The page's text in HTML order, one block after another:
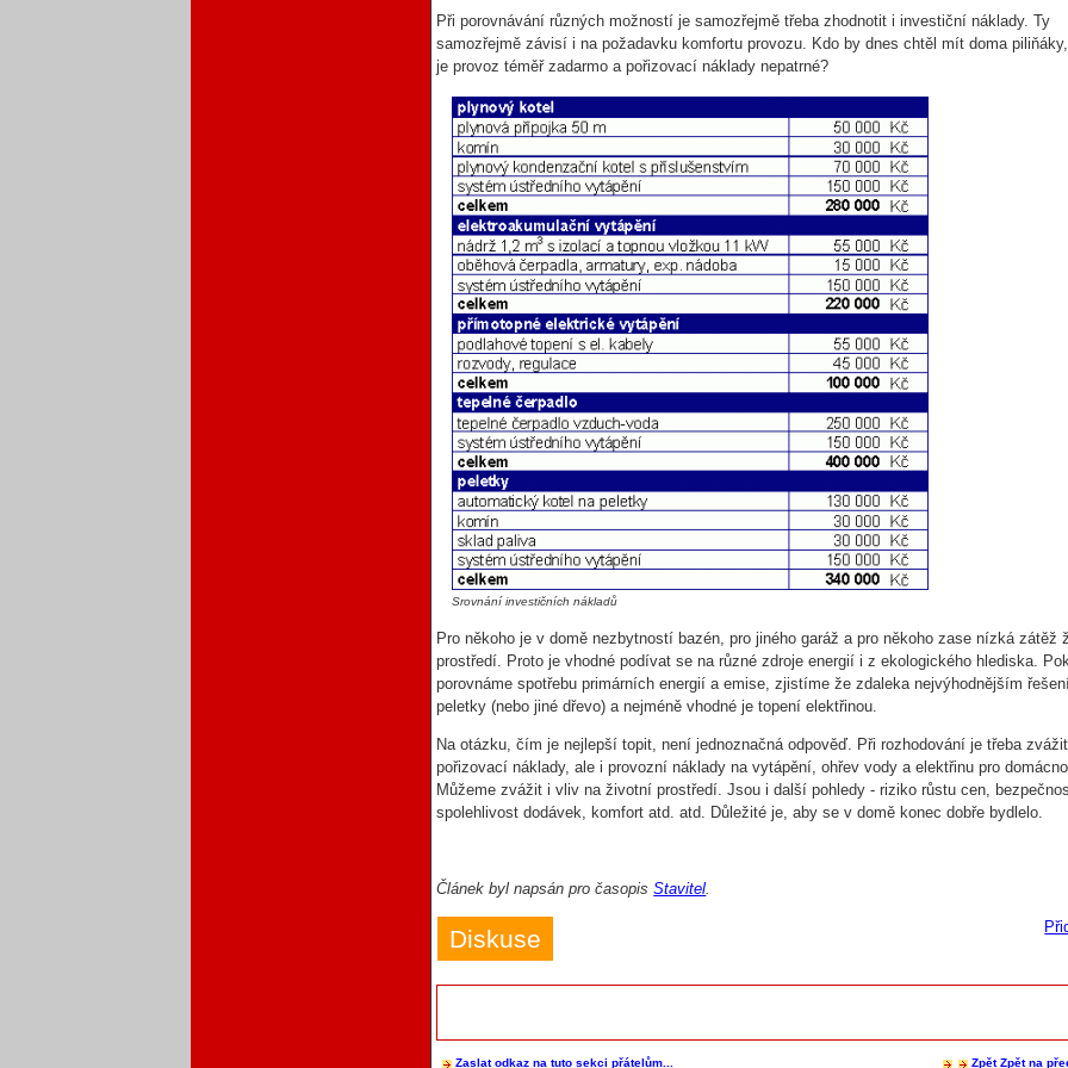
Při porovnávání různých možností je samozřejmě třeba zhodnotit i investiční náklady. Ty
samozřejmě závisí i na požadavku komfortu provozu. Kdo by dnes chtěl mít doma
je provoz téměř zadarmo a pořizovací náklady nepatrné?
Srovnání investičních nákladů
Pro někoho je v domě nezbytností bazén, pro jiného garáž a pro někoho zase nízká zátěž
prostředí. Proto je vhodné podívat se na různé zdroje energií i z ekologického hlediska.
porovnáme spotřebu primárních energií a emise, zjistíme že zdaleka nejvýhodnějším
peletky (nebo jiné dřevo) a nejméně vhodné je topení elektřinou.
Na otázku, čím je nejlepší topit, není jednoznačná odpověď. Při rozhodování je třeba
pořizovací náklady, ale i provozní náklady na vytápění, ohřev vody a elektřinu pro
Můžeme zvážit i vliv na životní prostředí. Jsou i další pohledy - riziko růstu cen,
spolehlivost dodávek, komfort atd. atd. Důležité je, aby se v domě konec dobře bydlelo.
Článek byl napsán pro časopisStavitel.
Diskuse
Zaslat odkaz na tuto sekci přátelům... ZpětZpět na